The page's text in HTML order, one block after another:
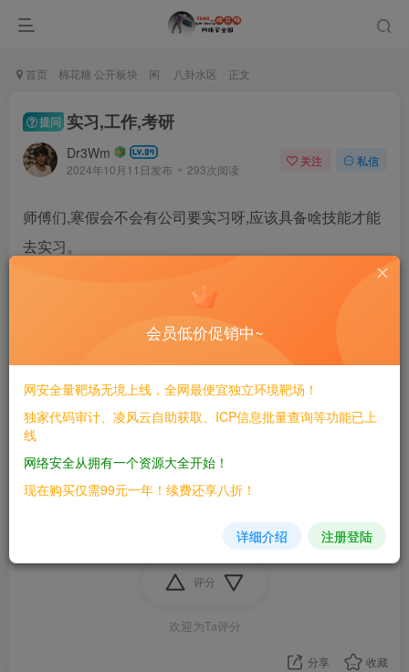
首页 棉花糖 公开板块 闲 八卦水区 正文
提问 实习,工作,考研
Dr3Wm
2024年10月11日发布 293次阅读
关注 私信
师傅们,寒假会不会有公司要实习呀,应该具备啥技能才能
去实习。
现在php能审,框架和非框架,tp框架,java会一些框架,还不
能独立审,能复现,内网还不会横向,没有挖过src
cnvd交过一些小型cms,有ctf比赛经历
有师傅可以指点下吗,现在大三本科学的有点迷茫,不知道
后面能不能找到工作呀,在考虑是不是太菜了,要不要考研
缓解一下就业
评分
欢迎为Ta评分
分享 收藏
会员低价促销中~
网安全量靶场无境上线，全网最便宜独立环境靶场！
独家代码审计、凌风云自助获取、ICP信息批量查询等功能已上
线
网络安全从拥有一个资源大全开始！
现在购买仅需99元一年！续费还享八折！
详细介绍 注册登陆